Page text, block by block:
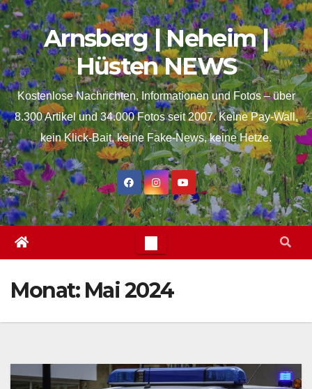
springen
Skip
to
content
Arnsberg | Neheim |
Hüsten NEWS
Kostenlose Nachrichten, Informationen und Fotos – über
8.300 Artikel und 34.000 Fotos seit 2007. Keine Pay-Wall,
kein Klick-Bait, keine Fake-News, keine Hetze.
Monat: Mai 2024